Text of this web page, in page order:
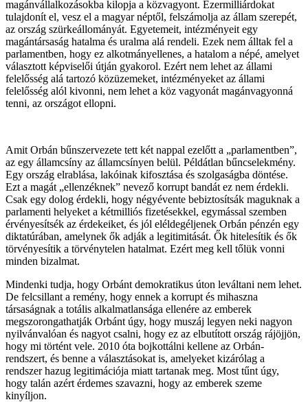
magánvállalkozásokba kilopja a közvagyont. Ezermilliárdokat
tulajdonít el, vesz el a magyar néptől, felszámolja az állam szerepét,
az ország szürkeállományát. Egyetemeit, intézményeit egy
magántársaság hatalma és uralma alá rendeli. Ezek nem álltak fel a
parlamentben, hogy ez alkotmányellenes, a hatalom a népé, amelyet
választott képviselői útján gyakorol. Ezért nem lehet az állami
felelősség alá tartozó közüzemeket, intézményeket az állami
felelősség alól kivonni, nem lehet a köz vagyonát magánvagyonná
tenni, az országot ellopni.
Amit Orbán bűnszervezete tett két nappal ezelőtt a „parlamentben”,
az egy államcsíny az államcsínyen belül. Példátlan bűncselekmény.
Egy ország elrablása, lakóinak kifosztása és szolgaságba döntése.
Ezt a magát „ellenzéknek” nevező korrupt bandát ez nem érdekli.
Csak egy dolog érdekli, hogy négyévente bebiztosítsák maguknak a
parlamenti helyeket a kétmilliós fizetésekkel, egymással szemben
érvényesítsék az érdekeiket, és jól eléldegéljenek Orbán pénzén egy
diktatúrában, amelynek ők adják a legitimitását. Ők hitelesítik és ők
törvényesítik a törvénytelen hatalmat. Ezért meg kell tőlük vonni
minden bizalmat.
Mindenki tudja, hogy Orbánt demokratikus úton leváltani nem lehet.
De felcsillant a remény, hogy ennek a korrupt és mihaszna
társaságnak a totális alkalmatlansága ellenére az emberek
megszorongathatják Orbánt úgy, hogy muszáj legyen neki nagyon
nyilvánvalóan és nagyot csalni, hogy ez az elbutított ország rájöjjön,
hogy mi történt vele. 2010 óta bojkottálni kellene az Orbán-
rendszert, és benne a választásokat is, amelyeket kizárólag a
rendszer hazug legitimációja miatt tartanak meg. Most tűnt úgy,
hogy talán azért érdemes szavazni, hogy az emberek szeme
kinyíljon.